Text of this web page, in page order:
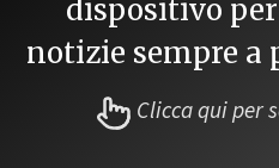
dispositivo
notizie sempre a
Clicca qui per